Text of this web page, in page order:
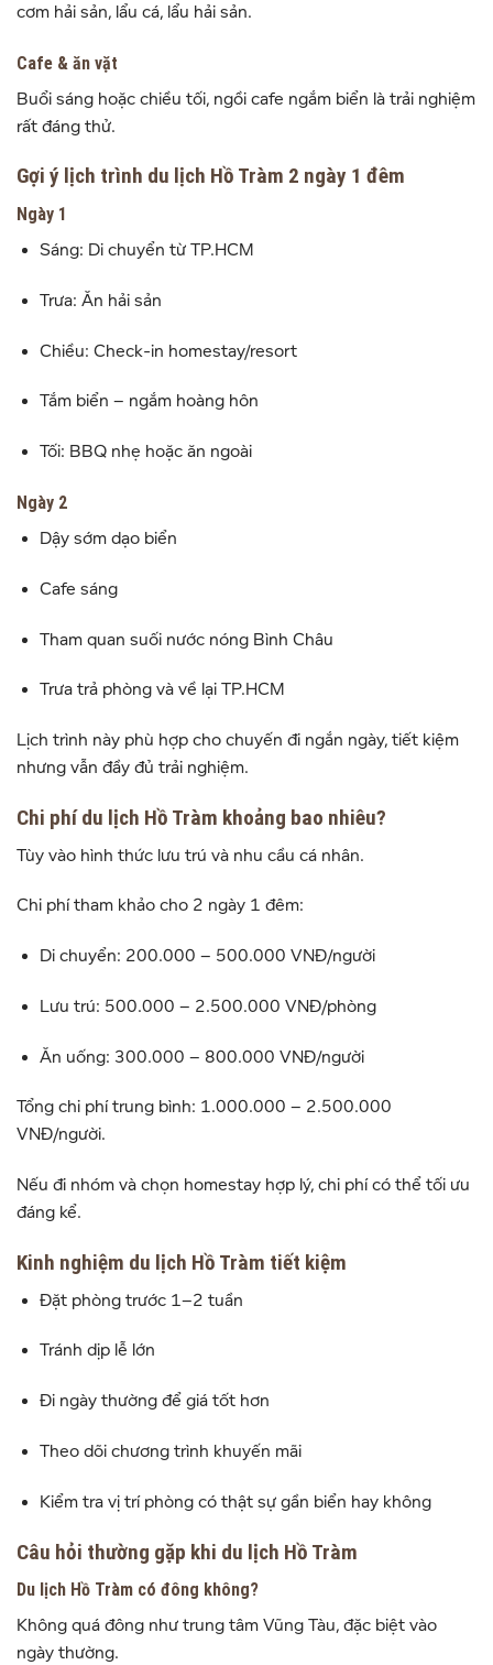
cơm hải sản, lẩu cá, lẩu hải sản.
Cafe & ăn vặt
Buổi sáng hoặc chiều tối, ngồi cafe ngắm biển là trải nghiệm
rất đáng thử.
Gợi ý lịch trình du lịch Hồ Tràm 2 ngày 1 đêm
Ngày 1
Sáng: Di chuyển từ TP.HCM
Trưa: Ăn hải sản
Chiều: Check-in homestay/resort
Tắm biển – ngắm hoàng hôn
Tối: BBQ nhẹ hoặc ăn ngoài
Ngày 2
Dậy sớm dạo biển
Cafe sáng
Tham quan suối nước nóng Bình Châu
Trưa trả phòng và về lại TP.HCM
Lịch trình này phù hợp cho chuyến đi ngắn ngày, tiết kiệm
nhưng vẫn đầy đủ trải nghiệm.
Chi phí du lịch Hồ Tràm khoảng bao nhiêu?
Tùy vào hình thức lưu trú và nhu cầu cá nhân.
Chi phí tham khảo cho 2 ngày 1 đêm:
Di chuyển: 200.000 – 500.000 VNĐ/người
Lưu trú: 500.000 – 2.500.000 VNĐ/phòng
Ăn uống: 300.000 – 800.000 VNĐ/người
Tổng chi phí trung bình: 1.000.000 – 2.500.000
VNĐ/người.
Nếu đi nhóm và chọn homestay hợp lý, chi phí có thể tối ưu
đáng kể.
Kinh nghiệm du lịch Hồ Tràm tiết kiệm
Đặt phòng trước 1–2 tuần
Tránh dịp lễ lớn
Đi ngày thường để giá tốt hơn
Theo dõi chương trình khuyến mãi
Kiểm tra vị trí phòng có thật sự gần biển hay không
Câu hỏi thường gặp khi du lịch Hồ Tràm
Du lịch Hồ Tràm có đông không?
Không quá đông như trung tâm Vũng Tàu, đặc biệt vào
ngày thường.